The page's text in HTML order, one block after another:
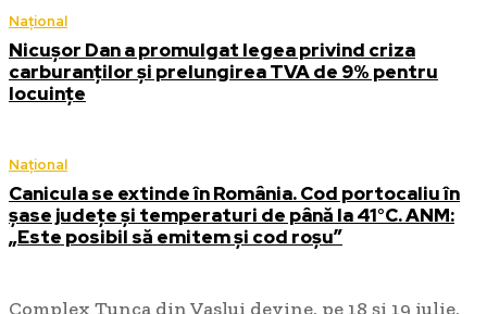
Național
Nicușor Dan a promulgat legea privind criza
carburanților și prelungirea TVA de 9% pentru
locuințe
Național
Canicula se extinde în România. Cod portocaliu în
șase județe și temperaturi de până la 41°C. ANM:
„Este posibil să emitem și cod roșu”
Complex Tunca din Vaslui devine, pe 18 și 19 iulie,